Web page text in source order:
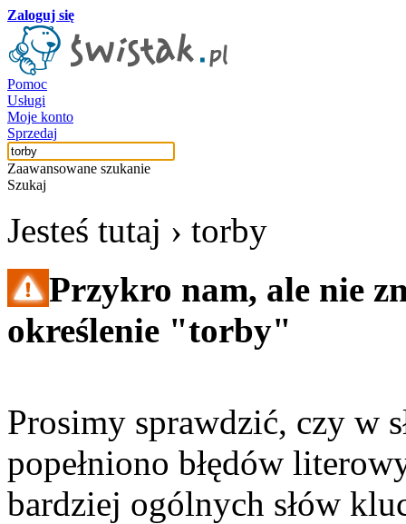
Zaloguj się
Pomoc
Usługi
Moje konto
Sprzedaj
Zaawansowane szukanie
Szukaj
Jesteś tutaj › torby
Przykro nam, ale nie
określenie "torby"
Prosimy sprawdzić, czy w
popełniono błędów
bardziej ogólnych słów